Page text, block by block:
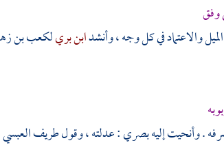
وفق
والاعتماد في كل وجه ، وأنشدابن بريلكعب بن
. وأنحيت إليه بصري : عدلته ، وقولطريف العبسي